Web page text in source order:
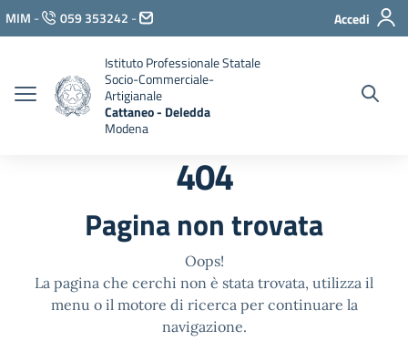
Vai ai contenuti
Vai al menu di navigazione
Vai al footer
MIM - 059 353242 - Accedi
Istituto Professionale Statale
Socio-Commerciale-
Artigianale
Cattaneo - Deledda
Modena
404
Pagina non trovata
Oops!
La pagina che cerchi non è stata trovata, utilizza il
menu o il motore di ricerca per continuare la
navigazione.